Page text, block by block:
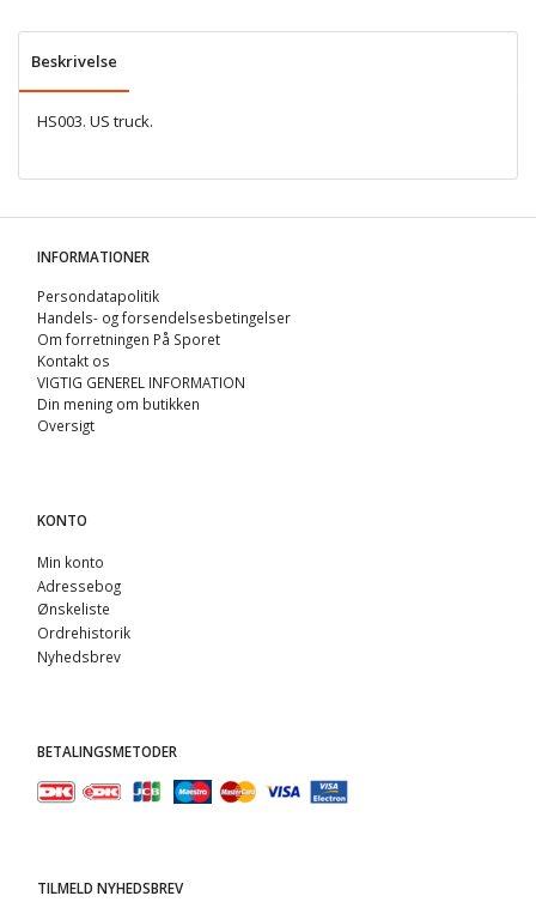
Beskrivelse
HS003. US truck.
INFORMATIONER
Persondatapolitik
Handels- og forsendelsesbetingelser
Om forretningen På Sporet
Kontakt os
VIGTIG GENEREL INFORMATION
Din mening om butikken
Oversigt
KONTO
Min konto
Adressebog
Ønskeliste
Ordrehistorik
Nyhedsbrev
BETALINGSMETODER
TILMELD NYHEDSBREV